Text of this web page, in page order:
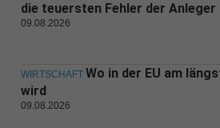
die teuersten Fehler der Anleger
09.08.2026
WIRTSCHAFT Wo in der EU am
wird
09.08.2026